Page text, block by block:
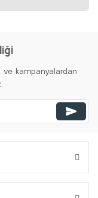
ve kampanyalardan